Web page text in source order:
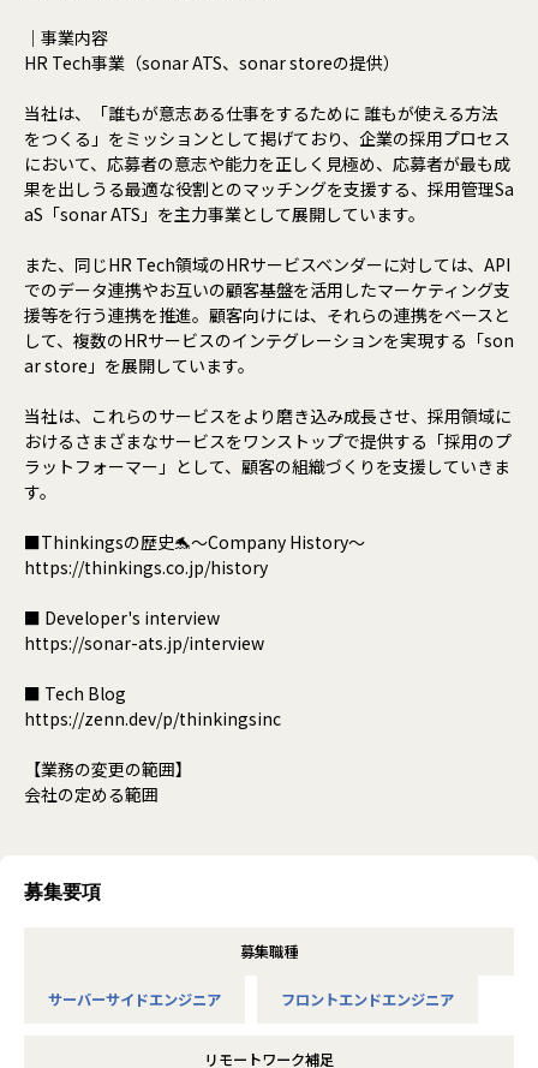
｜事業内容​
HR Tech事業（sonar ATS、sonar storeの提供）​
当社は、「誰もが意志ある仕事をするために 誰もが使える方法
をつくる」をミッションとして掲げており、企業の採用プロセス
において、応募者の意志や能力を正しく見極め、応募者が最も成
果を出しうる最適な役割とのマッチングを支援する、採用管理Sa
aS「sonar ATS」を主力事業として展開しています。​
また、同じHR Tech領域のHRサービスベンダーに対しては、API
でのデータ連携やお互いの顧客基盤を活用したマーケティング支
援等を行う連携を推進。顧客向けには、それらの連携をベースと
して、複数のHRサービスのインテグレーションを実現する「son
ar store」を展開しています。​
​当社は、これらのサービスをより磨き込み成長させ、採用領域に
おけるさまざまなサービスをワンストップで提供する「採用のプ
ラットフォーマー」として、顧客の組織づくりを支援していきま
す。​
■Thinkingsの歴史🐬～Company History～
https://thinkings.co.jp/history
■ Developer's interview
https://sonar-ats.jp/interview
■ Tech Blog
https://zenn.dev/p/thinkingsinc
【業務の変更の範囲】
会社の定める範囲
募集要項
募集職種
サーバーサイドエンジニア フロントエンドエンジニア
リモートワーク補足